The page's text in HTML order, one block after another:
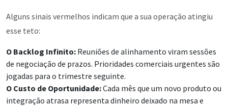
Alguns sinais vermelhos indicam que a sua operação atingiu
esse teto:
O Backlog Infinito: Reuniões de alinhamento viram sessões
de negociação de prazos. Prioridades comerciais urgentes são
jogadas para o trimestre seguinte.
O Custo de Oportunidade:Cada mês que um novo produto ou
integração atrasa representa dinheiro deixado na mesa e